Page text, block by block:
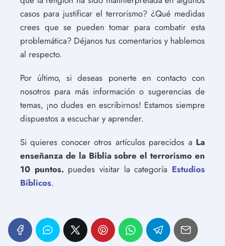
casos para justificar el terrorismo? ¿Qué medidas
crees que se pueden tomar para combatir esta
problemática? Déjanos tus comentarios y hablemos
al respecto.
Por último, si deseas ponerte en contacto con
nosotros para más información o sugerencias de
temas, ¡no dudes en escribirnos! Estamos siempre
dispuestos a escuchar y aprender.
Si quieres conocer otros artículos parecidos a La
enseñanza de la Biblia sobre el terrorismo en
10 puntos.puedes visitar la categoría Estudios
Bíblicos.